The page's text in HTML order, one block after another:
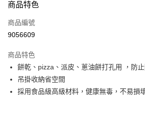
運送方式
• 付款後全家取貨
• 付款後7-11取貨
每筆NT$60，滿NT$699(含以上)免運費
(請點開選項勾選)
商品特色
商品編號
9056609
商品特色
餅乾、pizza、派皮、蔥油餅打孔用 ，防
吊掛收納省空間
採用食品級高級材料，健康無毒，不易損